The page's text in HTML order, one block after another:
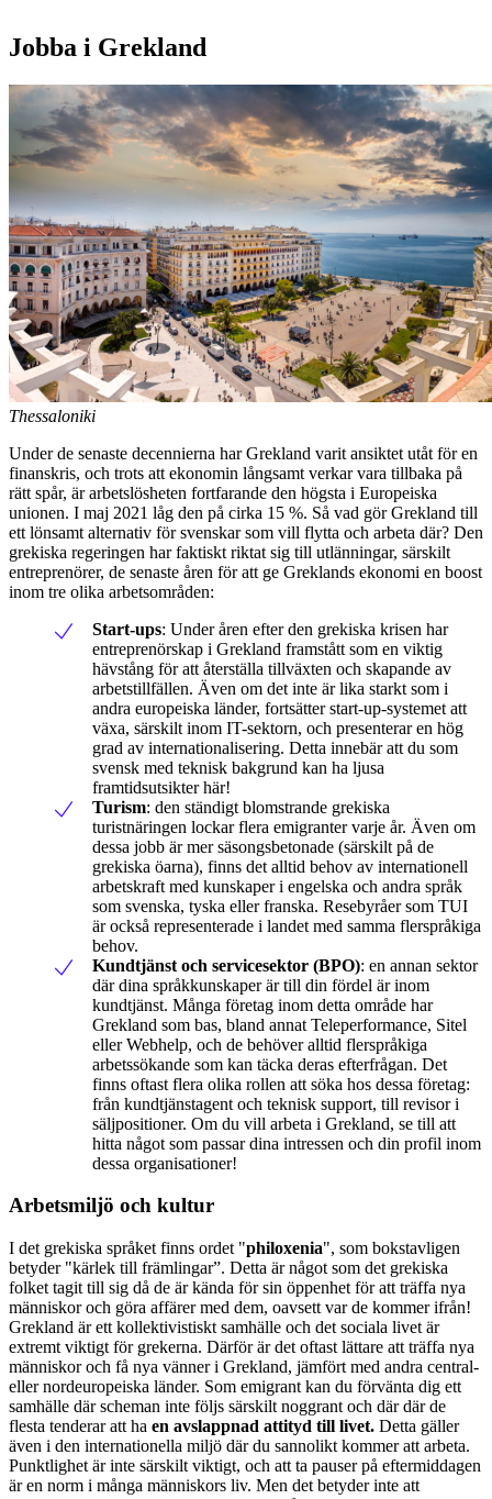
Jobba i Grekland
Thessaloniki
Under de senaste decennierna har Grekland varit ansiktet utåt för en
finanskris, och trots att ekonomin långsamt verkar vara tillbaka på
rätt spår, är arbetslösheten fortfarande den högsta i Europeiska
unionen. I maj 2021 låg den på cirka 15 %. Så vad gör Grekland till
ett lönsamt alternativ för svenskar som vill flytta och arbeta där? Den
grekiska regeringen har faktiskt riktat sig till utlänningar, särskilt
entreprenörer, de senaste åren för att ge Greklands ekonomi en boost
inom tre olika arbetsområden:
Start-ups: Under åren efter den grekiska krisen har
entreprenörskap i Grekland framstått som en viktig
hävstång för att återställa tillväxten och skapande av
arbetstillfällen. Även om det inte är lika starkt som i
andra europeiska länder, fortsätter start-up-systemet att
växa, särskilt inom IT-sektorn, och presenterar en hög
grad av internationalisering. Detta innebär att du som
svensk med teknisk bakgrund kan ha ljusa
framtidsutsikter här!
Turism: den ständigt blomstrande grekiska
turistnäringen lockar flera emigranter varje år. Även om
dessa jobb är mer säsongsbetonade (särskilt på de
grekiska öarna), finns det alltid behov av internationell
arbetskraft med kunskaper i engelska och andra språk
som svenska, tyska eller franska. Resebyråer som TUI
är också representerade i landet med samma flerspråkiga
behov.
Kundtjänst och servicesektor (BPO): en annan sektor
där dina språkkunskaper är till din fördel är inom
kundtjänst. Många företag inom detta område har
Grekland som bas, bland annat Teleperformance, Sitel
eller Webhelp, och de behöver alltid flerspråkiga
arbetssökande som kan täcka deras efterfrågan. Det
finns oftast flera olika rollen att söka hos dessa företag:
från kundtjänstagent och teknisk support, till revisor i
säljpositioner. Om du vill arbeta i Grekland, se till att
hitta något som passar dina intressen och din profil inom
dessa organisationer!
Arbetsmiljö och kultur
I det grekiska språket finns ordet "philoxenia", som bokstavligen
betyder "kärlek till främlingar”. Detta är något som det grekiska
folket tagit till sig då de är kända för sin öppenhet för att träffa nya
människor och göra affärer med dem, oavsett var de kommer ifrån!
Grekland är ett kollektivistiskt samhälle och det sociala livet är
extremt viktigt för grekerna. Därför är det oftast lättare att träffa nya
människor och få nya vänner i Grekland, jämfört med andra central-
eller nordeuropeiska länder. Som emigrant kan du förvänta dig ett
samhälle där scheman inte följs särskilt noggrant och där där de
flesta tenderar att ha en avslappnad attityd till livet. Detta gäller
även i den internationella miljö där du sannolikt kommer att arbeta.
Punktlighet är inte särskilt viktigt, och att ta pauser på eftermiddagen
är en norm i många människors liv. Men det betyder inte att